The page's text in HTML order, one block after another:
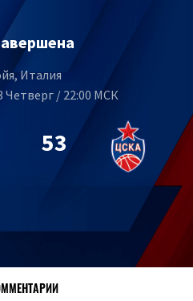
Италия
Четверг / 22:00 МСК
53